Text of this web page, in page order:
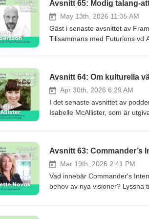
Avsnitt 65: Modig talang-
May 13th, 2026 11:35 AM
Gäst i senaste avsnittet av
Tillsammans med Futurions vd
kommuner använder alltför
ingenjörer genom riktade
och beror bland annat på
om. Sjuksköterskor och
även fast man kanske kan tro det. Vill du veta
kommuner – och hur man
Avsnitt 64: Om kulturella
Apr 30th, 2026 6:29 AM
I det senaste avsnittet av
Isabelle McAllister, som är
att enbart förlita oss på teknisk
navigera i en komplex och
väg framåt är att återknyta till
hållbart samhälle. Isabelle
olika perspektiv, en viktig roll i
Man kan skapa hopp genom
Avsnitt 63: Commander’s
Mar 19th, 2026 2:41 PM
Vad innebär Commander's
behov av nya visioner? Lyssna till senaste avsnittet av Framtidens färdigheter där Anette Novak, ledamot i
att göra oss passiva eller